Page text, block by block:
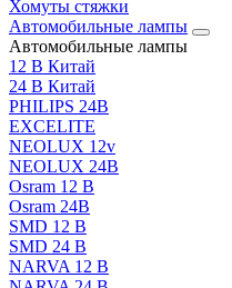
Хомуты стяжки
Автомобильные лампы
Автомобильные лампы
12 В Китай
24 В Китай
PHILIPS 24В
EXCELITE
NEOLUX 12v
NEOLUX 24В
Osram 12 В
Osram 24В
SMD 12 В
SMD 24 В
NARVA 12 В